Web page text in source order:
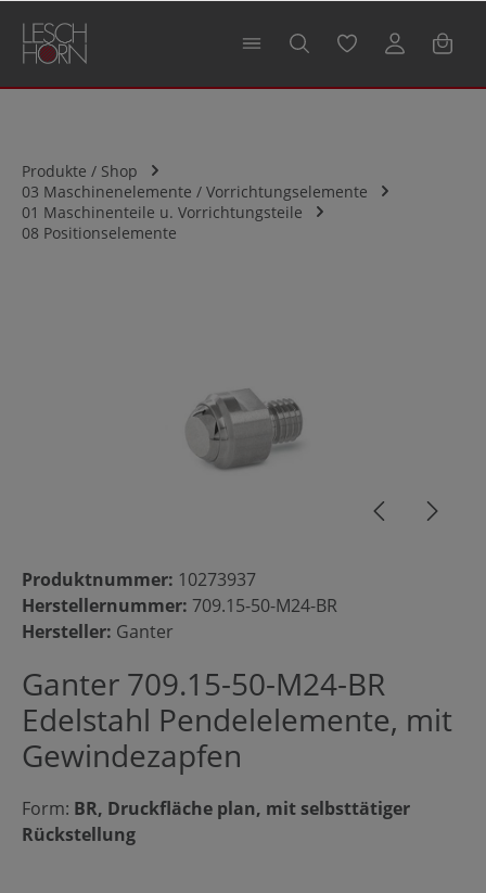
springen
Produkte / Shop
03 Maschinenelemente / Vorrichtungselemente
01 Maschinenteile u. Vorrichtungsteile
08 Positionselemente
Produktnummer: 10273937
Herstellernummer: 709.15-50-M24-BR
Hersteller: Ganter
Ganter 709.15-50-M24-BR
Edelstahl Pendelelemente, mit
Gewindezapfen
Form: BR, Druckfläche plan, mit selbsttätiger
Rückstellung